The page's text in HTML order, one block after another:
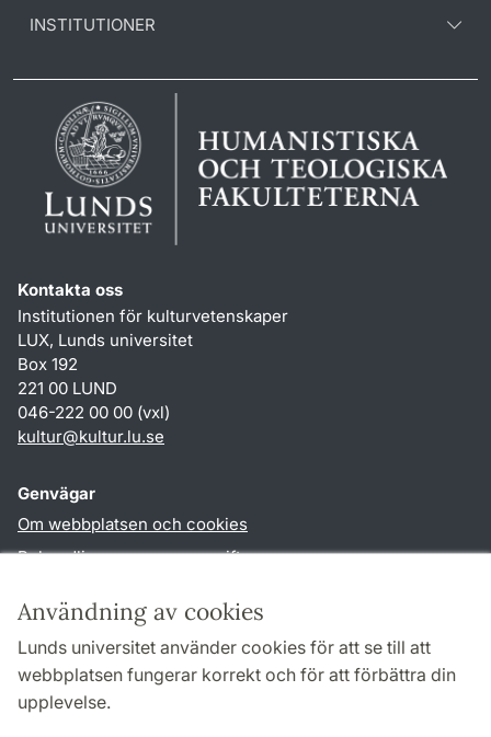
Användning av cookies
Lunds universitet använder cookies för att se till att
webbplatsen fungerar korrekt och för att förbättra din
upplevelse.
INSTITUTIONER
Kontakta oss
Institutionen för kulturvetenskaper
LUX, Lunds universitet
Box 192
221 00 LUND
046-222 00 00 (vxl)
kultur@kultur.lu.se
Genvägar
Om webbplatsen och cookies
Behandling av personuppgifter
TYPO3-login
Följ oss i sociala medier